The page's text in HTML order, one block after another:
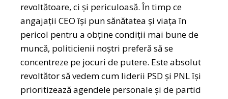
revoltătoare, ci și periculoasă. În timp ce
angajații CEO își pun sănătatea și viața în
pericol pentru a obține condiții mai bune de
muncă, politicienii noștri preferă să se
concentreze pe jocuri de putere. Este absolut
revoltător să vedem cum liderii PSD și PNL își
prioritizează agendele personale și de partid